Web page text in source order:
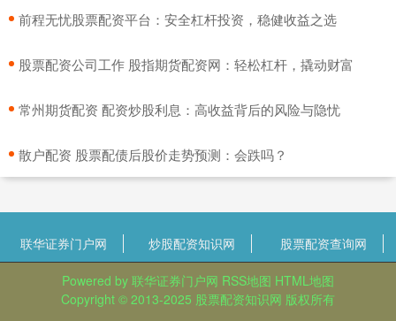
​前程无忧股票配资平台：安全杠杆投资，稳健收益之选
​股票配资公司工作 股指期货配资网：轻松杠杆，撬动财富
​常州期货配资 配资炒股利息：高收益背后的风险与隐忧
​散户配资 股票配债后股价走势预测：会跌吗？
联华证券门户网 炒股配资知识网 股票配资查询网
Powered by 联华证券门户网 RSS地图 HTML地图
Copyright © 2013-2025 股票配资知识网 版权所有